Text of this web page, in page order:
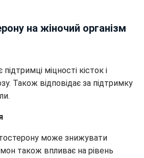
на жіночий організм
міцності кісток і
Також відповідає за підтримку
може знижувати
також впливає на рівень